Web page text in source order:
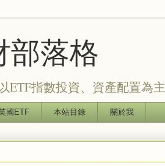
部落格
ETF指數投資、資產配置為主
國ETF 本站目錄 關於我